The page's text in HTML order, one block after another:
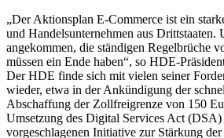
„Der Aktionsplan E-Commerce ist ein
und Handelsunternehmen aus Drittstaaten.
angekommen, die ständigen Regelbrüche
müssen ein Ende haben“, so HDE-
Der HDE finde sich mit vielen seiner
wieder, etwa in der Ankündigung der
Abschaffung der Zollfreigrenze von 150
Umsetzung des Digital Services Act (DSA)
vorgeschlagenen Initiative zur Stärkung